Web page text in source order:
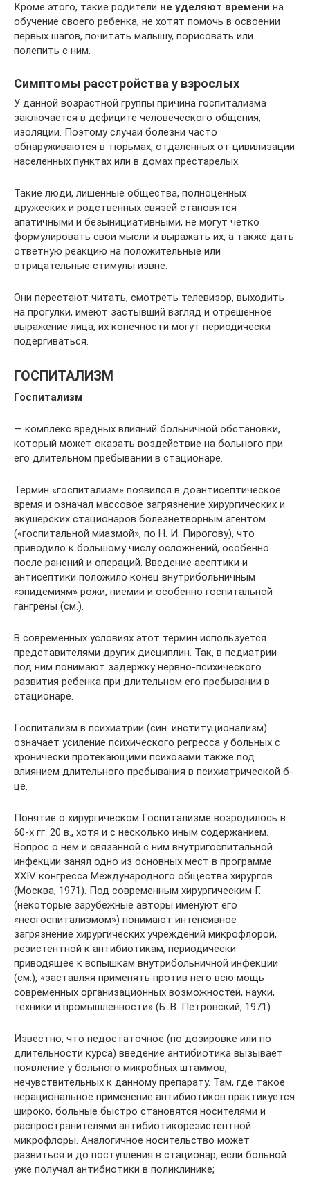
Кроме этого, такие родители не уделяют времени на
обучение своего ребенка, не хотят помочь в освоении
первых шагов, почитать малышу, порисовать или
полепить с ним.
Симптомы расстройства у взрослых
У данной возрастной группы причина госпитализма
заключается в дефиците человеческого общения,
изоляции. Поэтому случаи болезни часто
обнаруживаются в тюрьмах, отдаленных от цивилизации
населенных пунктах или в домах престарелых.
Такие люди, лишенные общества, полноценных
дружеских и родственных связей становятся
апатичными и безынициативными, не могут четко
формулировать свои мысли и выражать их, а также дать
ответную реакцию на положительные или
отрицательные стимулы извне.
Они перестают читать, смотреть телевизор, выходить
на прогулки, имеют застывший взгляд и отрешенное
выражение лица, их конечности могут периодически
подергиваться.
ГОСПИТАЛИЗМ
Госпитализм
— комплекс вредных влияний больничной обстановки,
который может оказать воздействие на больного при
его длительном пребывании в стационаре.
Термин «госпитализм» появился в доантисептическое
время и означал массовое загрязнение хирургических и
акушерских стационаров болезнетворным агентом
(«госпитальной миазмой», по Н. И. Пирогову), что
приводило к большому числу осложнений, особенно
после ранений и операций. Введение асептики и
антисептики положило конец внутрибольничным
«эпидемиям» рожи, пиемии и особенно госпитальной
гангрены (см.).
В современных условиях этот термин используется
представителями других дисциплин. Так, в педиатрии
под ним понимают задержку нервно-психического
развития ребенка при длительном его пребывании в
стационаре.
Госпитализм в психиатрии (син. институционализм)
означает усиление психического регресса у больных с
хронически протекающими психозами также под
влиянием длительного пребывания в психиатрической б-
це.
Понятие о хирургическом Госпитализме возродилось в
60-х гг. 20 в., хотя и с несколько иным содержанием.
Вопрос о нем и связанной с ним внутригоспитальной
инфекции занял одно из основных мест в программе
XXIV конгресса Международного общества хирургов
(Москва, 1971). Под современным хирургическим Г.
(некоторые зарубежные авторы именуют его
«неогоспитализмом») понимают интенсивное
загрязнение хирургических учреждений микрофлорой,
резистентной к антибиотикам, периодически
приводящее к вспышкам внутрибольничной инфекции
(см.), «заставляя применять против него всю мощь
современных организационных возможностей, науки,
техники и промышленности» (Б. В. Петровский, 1971).
Известно, что недостаточное (по дозировке или по
длительности курса) введение антибиотика вызывает
появление у больного микробных штаммов,
нечувствительных к данному препарату. Там, где такое
нерациональное применение антибиотиков практикуется
широко, больные быстро становятся носителями и
распространителями антибиотикорезистентной
микрофлоры. Аналогичное носительство может
развиться и до поступления в стационар, если больной
уже получал антибиотики в поликлинике;